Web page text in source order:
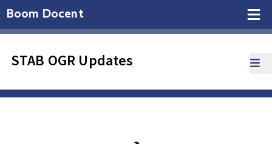
Boom Docent
STAB OGR Updates